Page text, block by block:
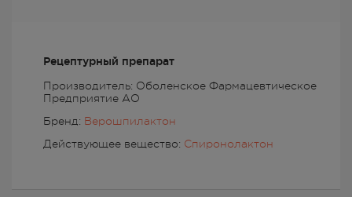
Рецептурный препарат
Производитель: Оболенское Фармацевтическое
Предприятие АО
Бренд: Верошпилактон
Действующее вещество: Спиронолактон